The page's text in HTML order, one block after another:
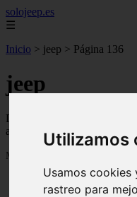
Utilizamos
Usamos
rastreo para
solojeep.es
☰
Inicio > jeep > Página 136
jeep
Descubre todas las noticias
actualizados y contenido de
Mostrando 3241 - 3264 de 3335